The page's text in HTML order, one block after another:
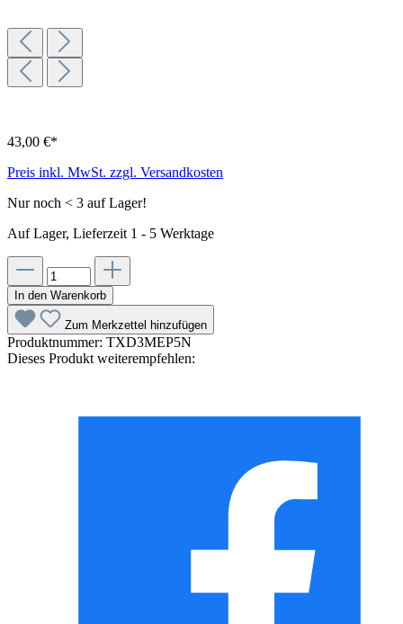
43,00 €*
Preis inkl. MwSt. zzgl. Versandkosten
Nur noch < 3 auf Lager!
Auf Lager, Lieferzeit 1 - 5 Werktage
In den Warenkorb
Zum Merkzettel hinzufügen
Produktnummer: TXD3MEP5N
Dieses Produkt weiterempfehlen: